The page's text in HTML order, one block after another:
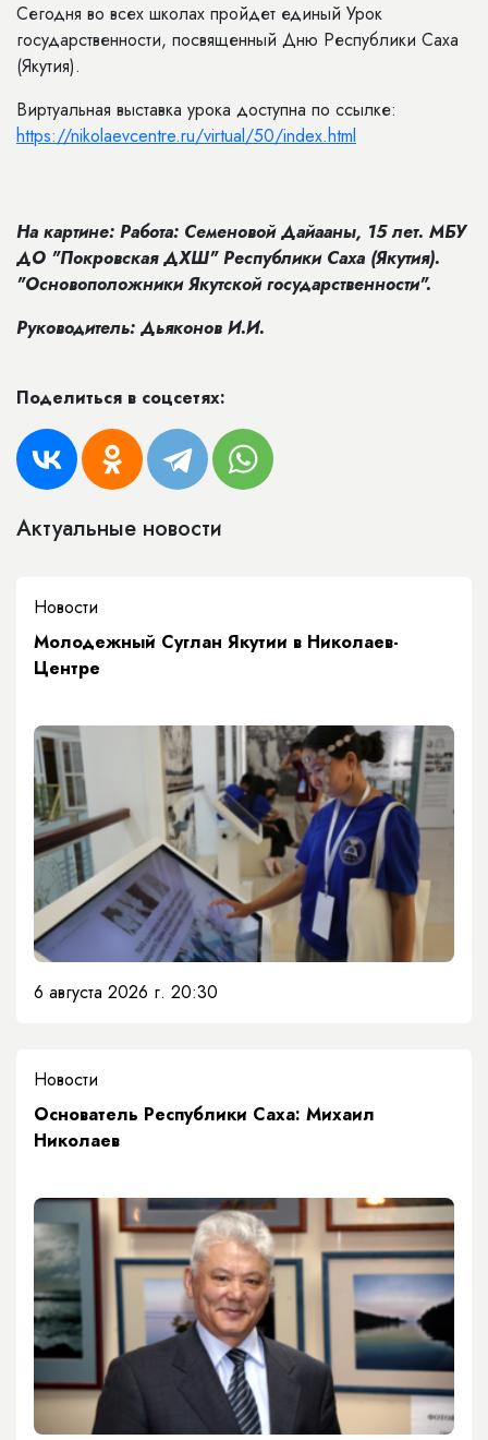
Сегодня во всех школах пройдет единый Урок
государственности, посвященный Дню Республики Саха
(Якутия).
Виртуальная выставка урока доступна по ссылке:
https://nikolaevcentre.ru/virtual/50/index.html
На картине: Работа: Семеновой Дайааны, 15 лет. МБУ
ДО "Покровская ДХШ" Республики Саха (Якутия).
"Основоположники Якутской государственности".
Руководитель: Дьяконов И.И.
Поделиться в соцсетях:
Актуальные новости
Новости
Молодежный Суглан Якутии в Николаев-
Центре
6 августа 2026 г. 20:30
Новости
Основатель Республики Саха: Михаил
Николаев